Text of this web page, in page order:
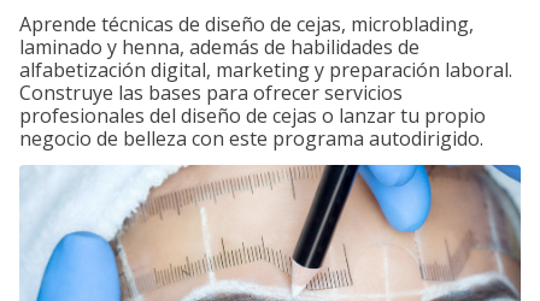
Aprende técnicas de diseño de cejas, microblading,
laminado y henna, además de habilidades de
alfabetización digital, marketing y preparación laboral.
Construye las bases para ofrecer servicios
profesionales del diseño de cejas o lanzar tu propio
negocio de belleza con este programa autodirigido.